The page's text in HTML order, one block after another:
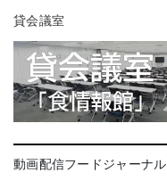
貸会議室
動画配信フードジャーナル